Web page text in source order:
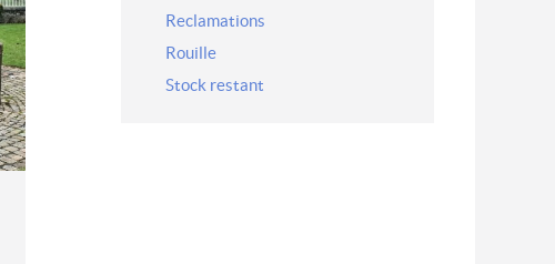
Reclamations
Rouille
Stock restant